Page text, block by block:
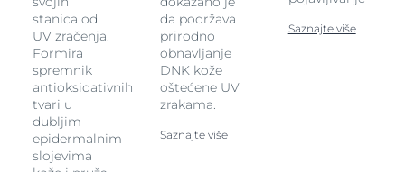
nekomedogeno
prikladno ispod šminke
stanica od
UV zračenja.
Formira
spremnik
antioksidativnih
tvari u
dubljim
epidermalnim
slojevima
da podržava
prirodno
obnavljanje
DNK kože
oštećene UV
zrakama.
Saznajte više
Saznajte više